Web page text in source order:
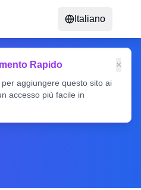
Italiano
Rapido
per aggiungere questo sito ai
accesso più facile in
×